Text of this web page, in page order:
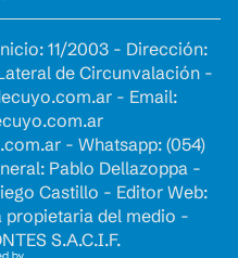
11/2003 - Dirección:
de Circunvalación -
- Email:
- Whatsapp: (054)
Pablo Dellazoppa -
Castillo - Editor Web:
propietaria del medio -
S.A.C.I.F.